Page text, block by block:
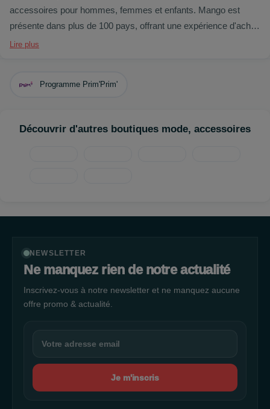
accessoires pour hommes, femmes et enfants. Mango est
présente dans plus de 100 pays, offrant une expérience d'achat
omnicanale avec des boutiques physiques et une forte
Lire plus
Programme Prim'Prim'
Découvrir d'autres boutiques mode, accessoires
NEWSLETTER
Ne manquez rien de notre actualité
Inscrivez-vous à notre newsletter et ne manquez aucune
offre promo & actualité.
Je m'inscris